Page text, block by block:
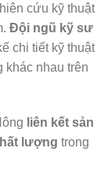
cứu kỹ thuật
Đội ngũ kỹ sư
chi tiết kỹ thuật
khác nhau trên
liên kết sản
lượng trong